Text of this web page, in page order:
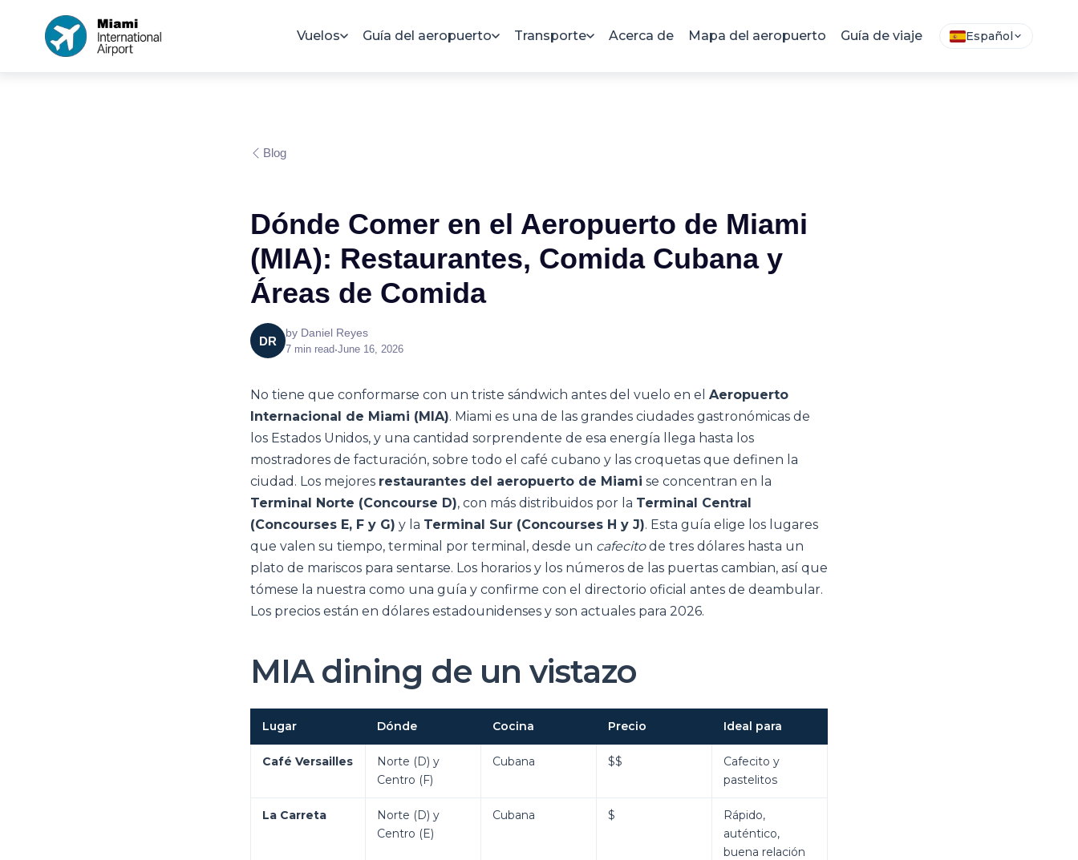
Vuelos Guía del aeropuerto Transporte Acerca de Mapa del aeropuerto Guía de viaje Español
Blog
Dónde Comer en el Aeropuerto de Miami
(MIA): Restaurantes, Comida Cubana y
Áreas de Comida
DR
by Daniel Reyes
7 min read•June 16, 2026
No tiene que conformarse con un triste sándwich antes del vuelo en el Aeropuerto
Internacional de Miami (MIA). Miami es una de las grandes ciudades gastronómicas de
los Estados Unidos, y una cantidad sorprendente de esa energía llega hasta los
mostradores de facturación, sobre todo el café cubano y las croquetas que definen la
ciudad. Los mejores restaurantes del aeropuerto de Miami se concentran en la
Terminal Norte (Concourse D), con más distribuidos por la Terminal Central
(Concourses E, F y G) y la Terminal Sur (Concourses H y J). Esta guía elige los lugares
que valen su tiempo, terminal por terminal, desde un cafecitode tres dólares hasta un
plato de mariscos para sentarse. Los horarios y los números de las puertas cambian, así que
tómese la nuestra como una guía y confirme con el directorio oficial antes de deambular.
Los precios están en dólares estadounidenses y son actuales para 2026.
MIA dining de un vistazo
Lugar Dónde Cocina Precio Ideal para
Café Versailles
Norte (D) y
Centro (F)
Cubana $$
Cafecito y
pastelitos
La Carreta
Norte (D) y
Centro (E)
Cubana $
Rápido,
auténtico,
buena relación